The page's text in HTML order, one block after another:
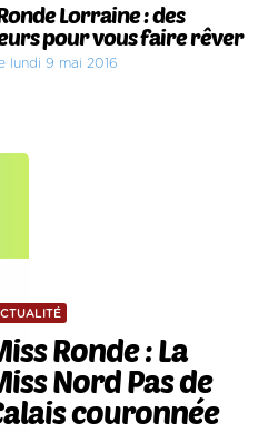
Lorraine : des
pour vous faire rêver
lundi 9 mai 2016
Ronde : La
Nord Pas de
couronnée